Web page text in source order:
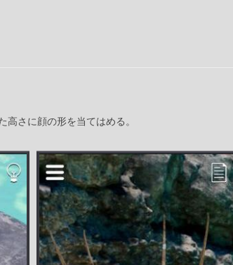
さに顔の形を当てはめる。